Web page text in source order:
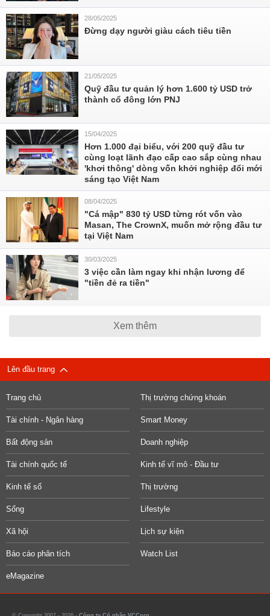
28/05/2025
Đừng dạy người giàu cách tiêu tiền
21/05/2025
Quỹ đầu tư quản lý hơn 1.600 tỷ USD trở
thành cổ đông lớn PNJ
15/04/2025
Hơn 1.000 đại biểu, với 200 quỹ đầu tư
cùng loạt lãnh đạo cấp cao sắp cùng nhau
'khơi thông' dòng vốn khởi nghiệp đổi mới
sáng tạo Việt Nam
08/04/2025
"Cá mập" 830 tỷ USD từng rót vốn vào
Masan, The CrownX, muốn mở rộng đầu tư
tại Việt Nam
30/03/2025
3 việc cần làm ngay khi nhận lương để
"tiền đẻ ra tiền"
Xem thêm
Lên đầu trang
Trang chủ Thị trường chứng khoán
Tài chính - Ngân hàng Smart Money
Bất động sản Doanh nghiệp
Tài chính quốc tế Kinh tế vĩ mô - Đầu tư
Kinh tế số Thị trường
Sống Lifestyle
Xã hội Lịch sự kiện
Báo cáo phân tích Watch List
eMagazine